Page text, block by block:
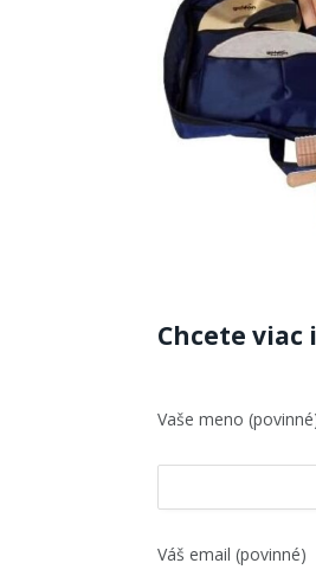
Chcete
Vaše meno
Váš email (povinné)